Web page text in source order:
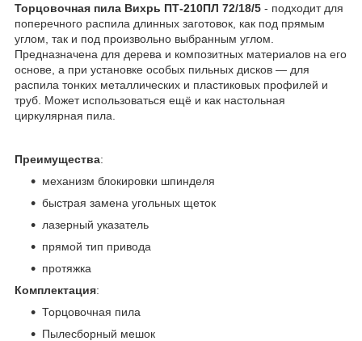
Торцовочная пила Вихрь ПТ-210ПЛ 72/18/5 - подходит для
поперечного распила длинных заготовок, как под прямым
углом, так и под произвольно выбранным углом.
Предназначена для дерева и композитных материалов на его
основе, а при установке особых пильных дисков — для
распила тонких металлических и пластиковых профилей и
труб. Может использоваться ещё и как настольная
циркулярная пила.
Преимущества:
механизм блокировки шпинделя
быстрая замена угольных щеток
лазерный указатель
прямой тип привода
протяжка
Комплектация:
Торцовочная пила
Пылесборный мешок